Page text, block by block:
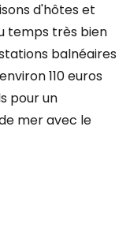
d'hôtes et
temps très bien
balnéaires
110 euros
pour un
mer avec le